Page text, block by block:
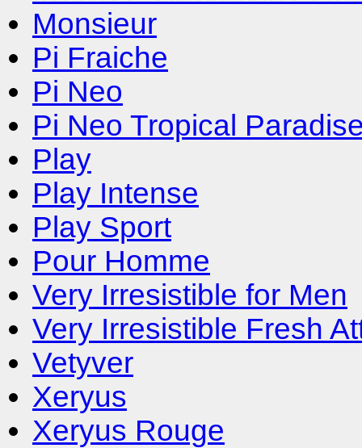
Monsieur
Pi Fraiche
Pi Neo
Pi Neo Tropical
Play
Play Intense
Play Sport
Pour Homme
Very Irresistible for Men
Very Irresistible Fresh
Vetyver
Xeryus
Xeryus Rouge